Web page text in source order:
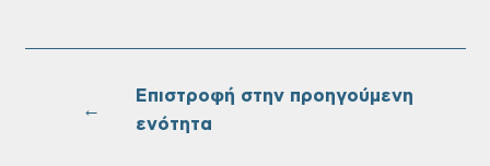
Τακτική συνεδρίαση Δημοτικής Επιτροπής
←
Επιστροφή στην προηγούμενη
ενότητα